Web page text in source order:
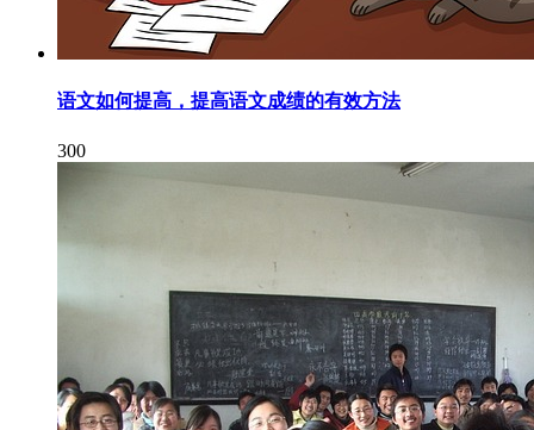
语文如何提高，提高语文成绩的有效方法
300